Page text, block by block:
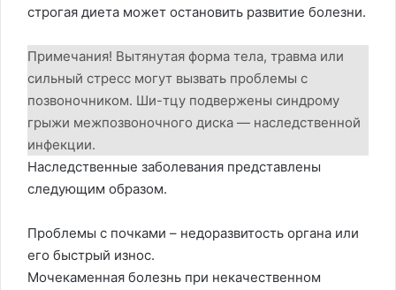
строгая диета может остановить развитие болезни.
Примечания! Вытянутая форма тела, травма или
сильный стресс могут вызвать проблемы с
позвоночником. Ши-тцу подвержены синдрому
грыжи межпозвоночного диска — наследственной
инфекции.
Наследственные заболевания представлены
следующим образом.
Проблемы с почками – недоразвитость органа или
его быстрый износ.
Мочекаменная болезнь при некачественном